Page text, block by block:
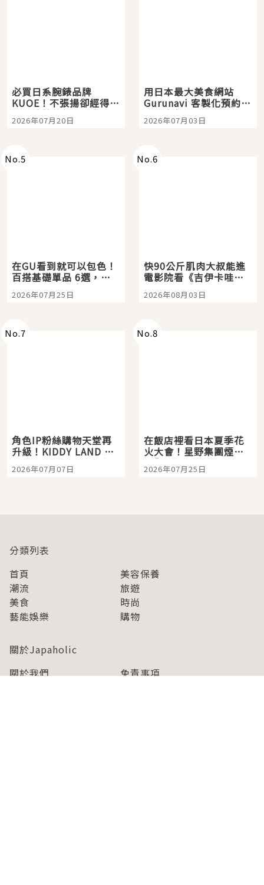
必買日系腕錶品牌
KUOE！不張揚卻經得起
時間洗鍊的經典之作五
選
2026年07月20日
用日本最大美食網站
Gurunavi 客製化預約九
大都市餐廳，打造專屬
美食體驗！
2026年07月03日
No.5
在GU看到就可以包色！
百搭基礎單品 6選，閉
眼全收也不心疼
2026年07月25日
No.6
快90公斤肌肉大叔能進
電影院看《吉伊卡哇》
嗎？日本重金屬樂團
「打首」會長與nagano
2026年08月03日
No.7
角色IP粉絲購物天堂再
升級！KIDDY LAND 原
宿店吉伊卡哇迎客，新
開幕 OMOKADO 店3分
2026年07月07日
No.8
在飯店裡看日本夏季花
火大會！星野集團煙火
景觀飯店6選，讓你不用
人擠人悠閒欣賞
2026年07月25日
分類列表
首頁
美容保養
潮流
旅遊
美食
時尚
藝能娛樂
購物
關於Japaholic
關於我們
免責事項